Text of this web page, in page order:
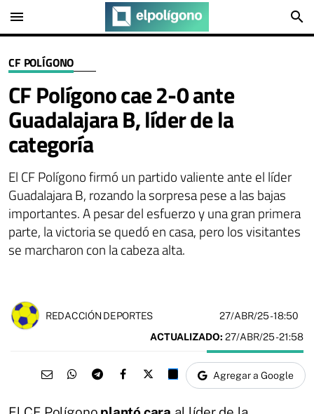
menu search
CF POLÍGONO
CF Polígono cae 2-0 ante
Guadalajara B, líder de la
categoría
El CF Polígono firmó un partido valiente ante el líder
Guadalajara B, rozando la sorpresa pese a las bajas
importantes. A pesar del esfuerzo y una gran primera
parte, la victoria se quedó en casa, pero los visitantes
se marcharon con la cabeza alta.
REDACCIÓN DEPORTES 27/ABR/25- 18:50
ACTUALIZADO: 27/ABR/25 - 21:58
Agregar a Google